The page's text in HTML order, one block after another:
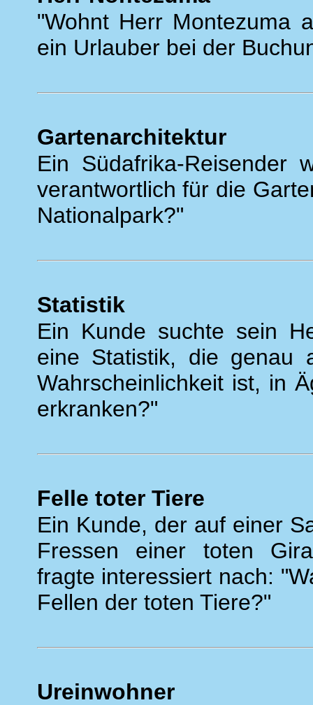
"Wohnt Herr Montezuma
ein Urlauber bei der
Gartenarchitektur
Ein Südafrika-Reisender
verantwortlich für die
Nationalpark?"
Statistik
Ein Kunde suchte sein
eine Statistik, die genau
Wahrscheinlichkeit ist, in
erkranken?"
Felle toter Tiere
Ein Kunde, der auf einer
Fressen einer toten
fragte interessiert nach:
Fellen der toten Tiere?"
Ureinwohner